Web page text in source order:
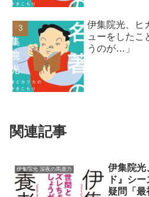
伊集院光、ヒ
ューをしたこ
うのが…」
関連記事
伊集院光 深夜の馬鹿力
伊集院光
ド』シ
疑問「最